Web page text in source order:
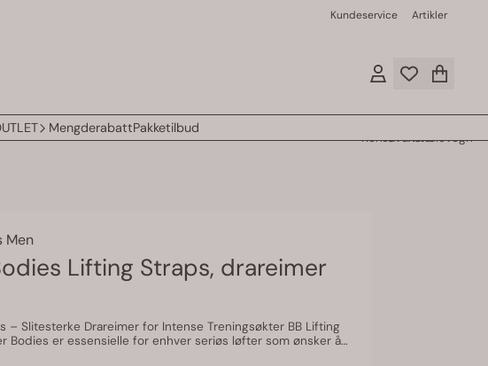
Kundeservice Artikler
KontoFavoritter
Handlevogn
MengderabattPakketilbud
Men
Lifting Straps, drareimer
Slitesterke Drareimer for Intense Treningsøkter BB Lifting
Disse drareimene er designet for å tåle de